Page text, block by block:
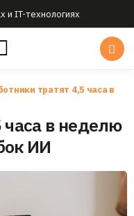
и IT-технологиях
тратят 4,5 часа в
часа в неделю
ИИ